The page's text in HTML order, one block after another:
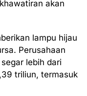
akan
lampu hijau
Perusahaan
lebih dari
triliun, termasuk